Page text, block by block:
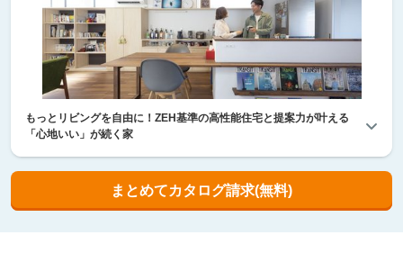
もっとリビングを自由に！ZEH基準の高性能住宅と提案力が叶える
「心地いい」が続く家
まとめてカタログ請求(無料)